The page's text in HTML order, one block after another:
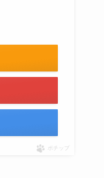
ポチップ